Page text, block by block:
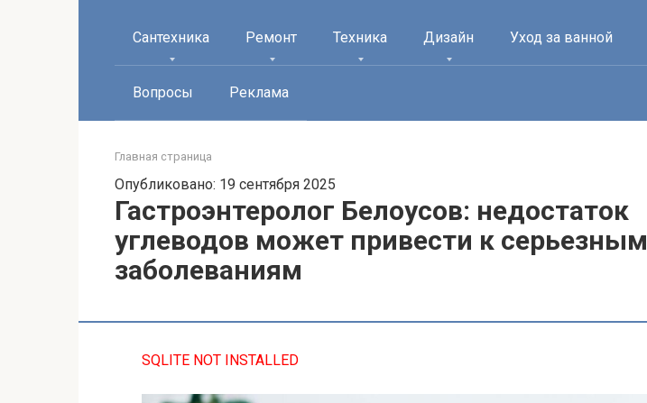
Сантехника Ремонт Техника Дизайн Уход за ванной
Вопросы Реклама
Главная страница
Опубликовано: 19 сентября 2025
Гастроэнтеролог Белоусов: недостаток
углеводов может привести к серьезным
заболеваниям
SQLITE NOT INSTALLED